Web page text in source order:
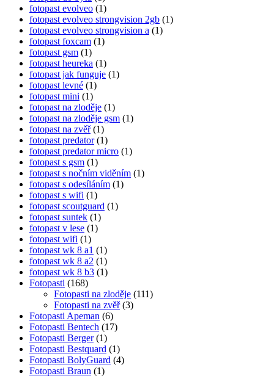
fotopast evolveo (1)
fotopast evolveo strongvision 2gb (1)
fotopast evolveo strongvision a (1)
fotopast foxcam (1)
fotopast gsm (1)
fotopast heureka (1)
fotopast jak funguje (1)
fotopast levné (1)
fotopast mini (1)
fotopast na zloděje (1)
fotopast na zloděje gsm (1)
fotopast na zvěř(1)
fotopast predator(1)
fotopast predator micro (1)
fotopast s gsm (1)
fotopast s nočním viděním (1)
fotopast s odesíláním (1)
fotopast s wifi (1)
fotopast scoutguard (1)
fotopast suntek (1)
fotopast v lese (1)
fotopast wifi (1)
fotopast wk 8 a1 (1)
fotopast wk 8 a2 (1)
fotopast wk 8 b3 (1)
Fotopasti (168)
Fotopasti na zloděje (111)
Fotopasti na zvěř(3)
Fotopasti Apeman (6)
Fotopasti Bentech (17)
Fotopasti Berger(1)
Fotopasti Bestquard (1)
Fotopasti BolyGuard (4)
Fotopasti Braun (1)